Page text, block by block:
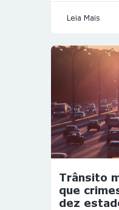
Leia Mais
Trânsito
que
dez